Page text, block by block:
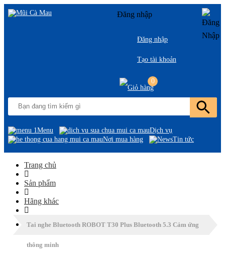
Đăng nhập
Đăng nhập
Tạo tài khoản
0
Menu
Dịch vụ
Nơi mua hàng
Tin tức
Trang chủ
Sản phẩm
Hãng khác
Tai nghe Bluetooth ROBOT T30 Plus Bluetooth 5.3 Cảm ứng
thông minh